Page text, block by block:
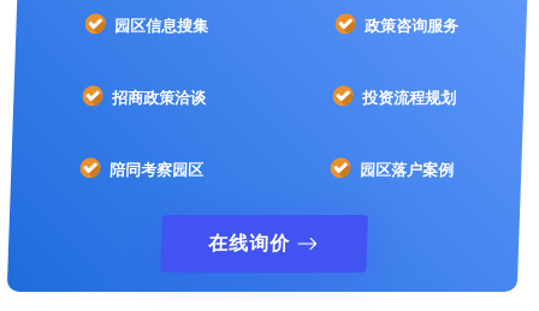
园区信息搜集
招商政策洽谈
陪同考察园区
政策咨询服务
投资流程规划
园区落户案例
在线询价